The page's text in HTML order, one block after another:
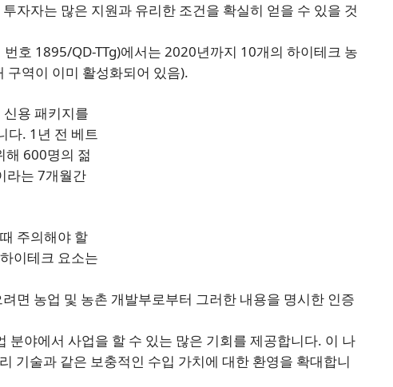
자자는 많은 지원과 유리한 조건을 확실히 얻을 수 있을 것
호 1895/QD-TTg)에서는 2020년까지 10개의 하이테크 농
구역이 이미 활성화되어 있음).
용 패키지를
다. 1년 전 베트
해 600명의 젊
라는 7개월간
주의해야 할
이테크 요소는
면 농업 및 농촌 개발부로부터 그러한 내용을 명시한 인증
야에서 사업을 할 수 있는 많은 기회를 제공합니다. 이 나
기술과 같은 보충적인 수입 가치에 대한 환영을 확대합니